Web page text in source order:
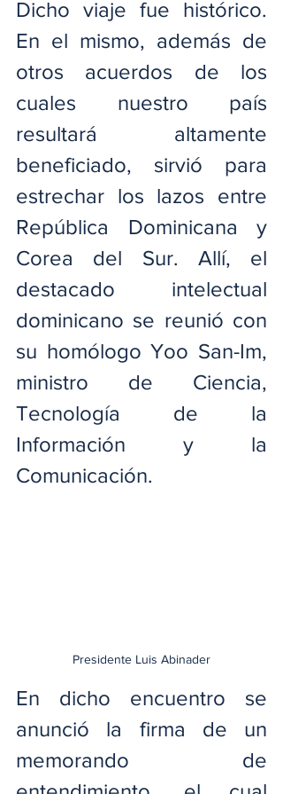
Dicho viaje fue histórico.
En el mismo, además de
otros acuerdos de los
cuales nuestro país
resultará altamente
beneficiado, sirvió para
estrechar los lazos entre
República Dominicana y
Corea del Sur. Allí, el
destacado intelectual
dominicano se reunió con
su homólogo Yoo San-Im,
ministro de Ciencia,
Tecnología de la
Información y la
Comunicación.
Presidente Luis Abinader
En dicho encuentro se
anunció la firma de un
memorando de